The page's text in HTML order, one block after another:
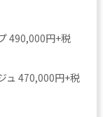
490,000円+税
ュ 470,000円+税